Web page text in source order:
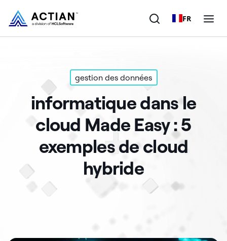
FR
Solutions
Clients
gestion des données
informatique dans le
cloud Made Easy : 5
exemples de cloud
hybride